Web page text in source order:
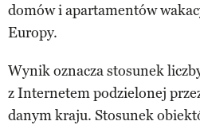
domów i apartamentów
Europy.
Wynik oznacza stosunek
z Internetem podzielonej
danym kraju. Stosunek